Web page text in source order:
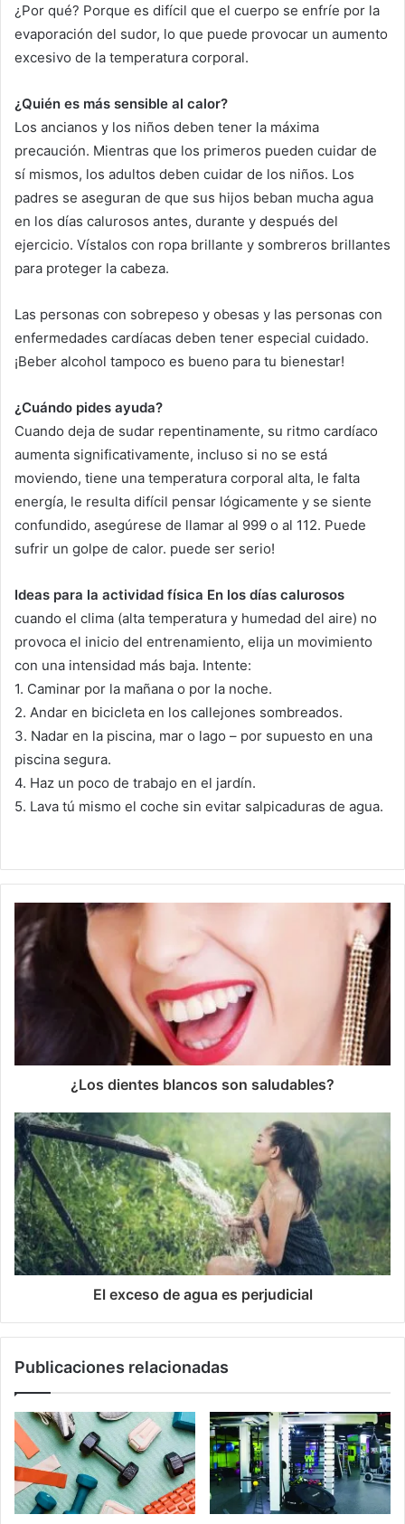
¿Por qué? Porque es difícil que el cuerpo se enfríe por la
evaporación del sudor, lo que puede provocar un aumento
excesivo de la temperatura corporal.
¿Quién es más sensible al calor?
Los ancianos y los niños deben tener la máxima
precaución. Mientras que los primeros pueden cuidar de
sí mismos, los adultos deben cuidar de los niños. Los
padres se aseguran de que sus hijos beban mucha agua
en los días calurosos antes, durante y después del
ejercicio. Vístalos con ropa brillante y sombreros brillantes
para proteger la cabeza.
Las personas con sobrepeso y obesas y las personas con
enfermedades cardíacas deben tener especial cuidado.
¡Beber alcohol tampoco es bueno para tu bienestar!
¿Cuándo pides ayuda?
Cuando deja de sudar repentinamente, su ritmo cardíaco
aumenta significativamente, incluso si no se está
moviendo, tiene una temperatura corporal alta, le falta
energía, le resulta difícil pensar lógicamente y se siente
confundido, asegúrese de llamar al 999 o al 112. Puede
sufrir un golpe de calor. puede ser serio!
Ideas para la actividad física En los días calurosos
cuando el clima (alta temperatura y humedad del aire) no
provoca el inicio del entrenamiento, elija un movimiento
con una intensidad más baja. Intente:
1. Caminar por la mañana o por la noche.
2. Andar en bicicleta en los callejones sombreados.
3. Nadar en la piscina, mar o lago – por supuesto en una
piscina segura.
4. Haz un poco de trabajo en el jardín.
5. Lava tú mismo el coche sin evitar salpicaduras de agua.
¿Los dientes blancos son saludables?
El exceso de agua es perjudicial
Publicaciones relacionadas